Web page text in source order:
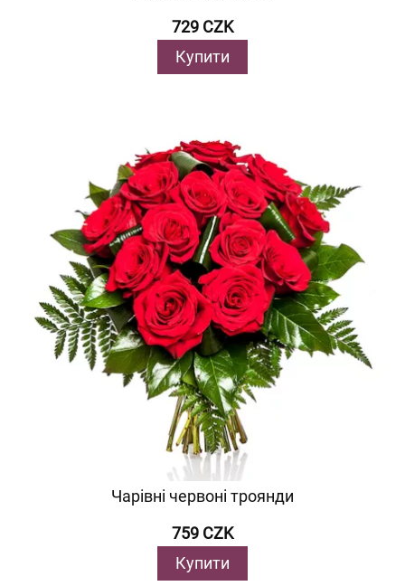
729 CZK
Купити
Чарівні червоні троянди
759 CZK
Купити